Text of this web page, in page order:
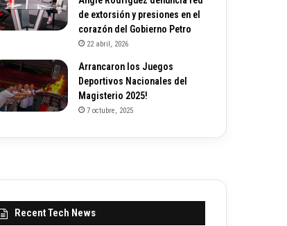
de extorsión y presiones en el
corazón del Gobierno Petro
22 abril, 2026
Arrancaron los Juegos
Deportivos Nacionales del
Magisterio 2025!
7 octubre, 2025
Recent Tech News